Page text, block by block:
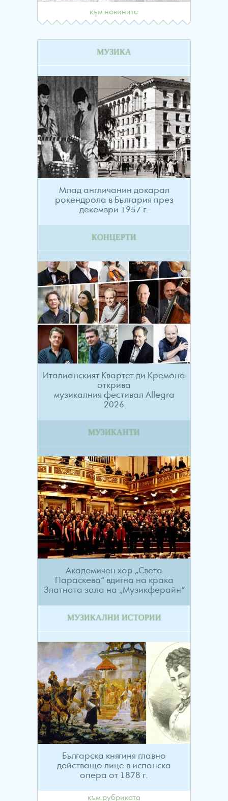
към новините
МУЗИКА
Млад англичанин докарал
рокендрола в България през
декември 1957 г.
КОНЦЕРТИ
Италианският Квартет ди Кремона
открива
музикалния фестивал Allegra
2026
МУЗИКАНТИ
Академичен хор „Света
Параскева“ вдигна на крака
Златната зала на „Музикферайн“
МУЗИКАЛНИ ИСТОРИИ
Българска княгиня главно
действащо лице в испанска
опера от 1878 г.
към рубриката